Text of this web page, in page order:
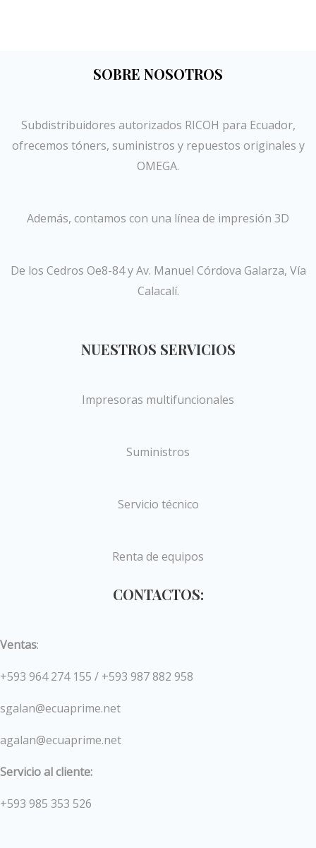
SOBRE NOSOTROS
Subdistribuidores autorizados RICOH para Ecuador,
ofrecemos tóners, suministros y repuestos originales y
OMEGA.
Además, contamos con una línea de impresión 3D
De los Cedros Oe8-84 y Av. Manuel Córdova Galarza, Vía
Calacalí.
NUESTROS SERVICIOS
Impresoras multifuncionales
Suministros
Servicio técnico
Renta de equipos
CONTACTOS:
Ventas:
+593 964 274 155 / +593 987 882 958
sgalan@ecuaprime.net
agalan@ecuaprime.net
Servicio al cliente:
+593 985 353 526